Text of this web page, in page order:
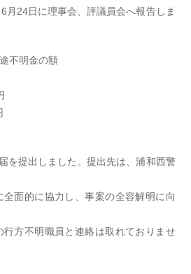
月24日に理事会、評議員会へ報告しま
不明金の額
を提出しました。提出先は、浦和西警
面的に協力し、事案の全容解明に向
行方不明職員と連絡は取れておりませ